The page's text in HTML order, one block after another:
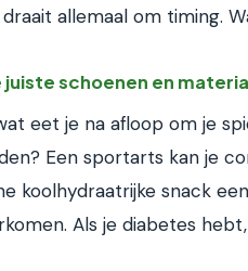
allemaal om timing.
juiste schoenen en
eet je na afloop om je
Een sportarts kan je
koolhydraatrijke snack
Als je diabetes